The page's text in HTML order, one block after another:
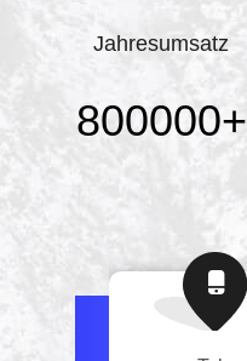
Jahresumsatz
800000+